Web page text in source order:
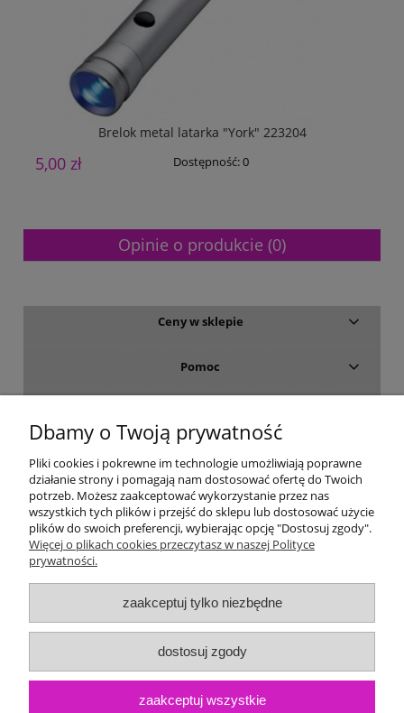
Brelok metal latarka "York" 223204
5,00 zł Dostępność:0
Opinie o produkcie (0)
Ceny w sklepie
Pomoc
Moje konto
Gwarancja i zwroty
O firmie
Dbamy o Twoją prywatność
Pliki cookies i pokrewne im technologie umożliwiają poprawne
działanie strony i pomagają nam dostosować ofertę do Twoich
potrzeb. Możesz zaakceptować wykorzystanie przez nas
wszystkich tych plików i przejść do sklepu lub dostosować użycie
plików do swoich preferencji, wybierając opcję "Dostosuj zgody".
Więcej o plikach cookies przeczytasz w naszej Polityce
prywatności.
zaakceptuj tylko niezbędne
dostosuj zgody
zaakceptuj wszystkie